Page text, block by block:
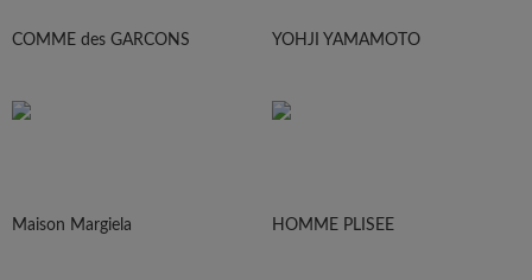
COMME des GARCONS YOHJI YAMAMOTO
Maison Margiela HOMME PLISEE